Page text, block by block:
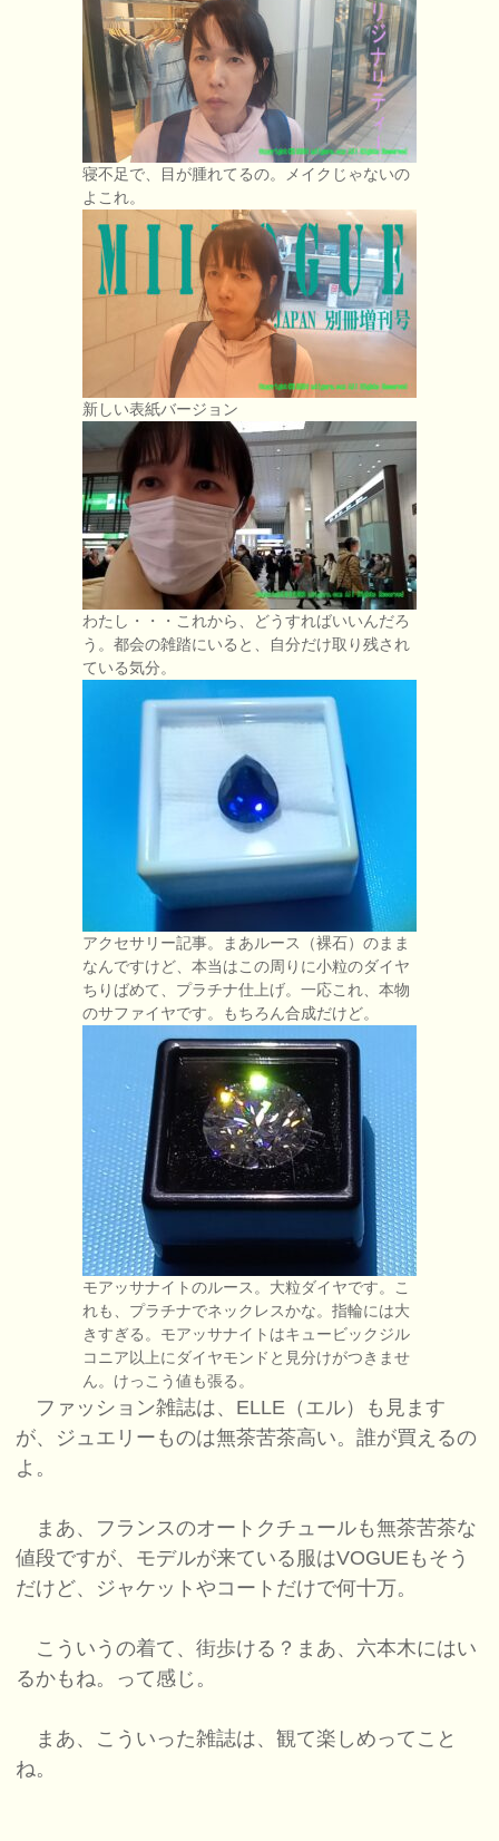
寝不足で、目が腫れてるの。メイクじゃないの
よこれ。
新しい表紙バージョン
わたし・・・これから、どうすればいいんだろ
う。都会の雑踏にいると、自分だけ取り残され
ている気分。
アクセサリー記事。まあルース（裸石）のまま
なんですけど、本当はこの周りに小粒のダイヤ
ちりばめて、プラチナ仕上げ。一応これ、本物
のサファイヤです。もちろん合成だけど。
モアッサナイトのルース。大粒ダイヤです。こ
れも、プラチナでネックレスかな。指輪には大
きすぎる。モアッサナイトはキュービックジル
コニア以上にダイヤモンドと見分けがつきませ
ん。けっこう値も張る。
ファッション雑誌は、ELLE（エル）も見ます
が、ジュエリーものは無茶苦茶高い。誰が買えるの
よ。
まあ、フランスのオートクチュールも無茶苦茶な
値段ですが、モデルが来ている服はVOGUEもそう
だけど、ジャケットやコートだけで何十万。
こういうの着て、街歩ける？まあ、六本木にはい
るかもね。って感じ。
まあ、こういった雑誌は、観て楽しめってこと
ね。